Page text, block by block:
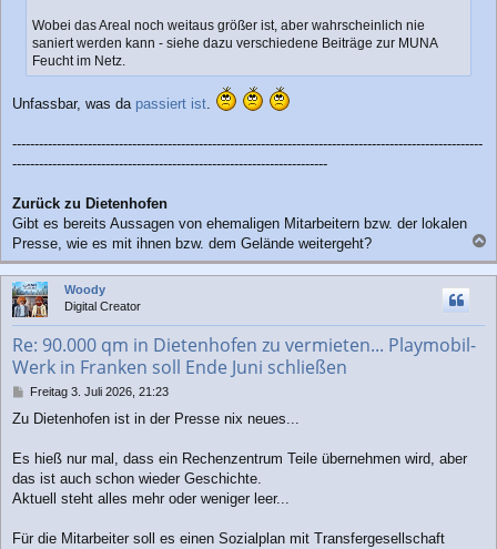
Wobei das Areal noch weitaus größer ist, aber wahrscheinlich nie
saniert werden kann - siehe dazu verschiedene Beiträge zur MUNA
Feucht im Netz.
Unfassbar, was da passiert ist.
----------------------------------------------------------------------------------------------------------
-----------------------------------------------------------------------
Zurück zu Dietenhofen
Gibt es bereits Aussagen von ehemaligen Mitarbeitern bzw. der lokalen
Presse, wie es mit ihnen bzw. dem Gelände weitergeht?
a
c
Woody
Digital Creator
Re: 90.000 qm in Dietenhofen zu vermieten... Playmobil-
Werk in Franken soll Ende Juni schließen
B
i
r
a
Freitag 3. Juli 2026, 21:23
Zu Dietenhofen ist in der Presse nix neues...
Es hieß nur mal, dass ein Rechenzentrum Teile übernehmen wird, aber
das ist auch schon wieder Geschichte.
Aktuell steht alles mehr oder weniger leer...
Für die Mitarbeiter soll es einen Sozialplan mit Transfergesellschaft